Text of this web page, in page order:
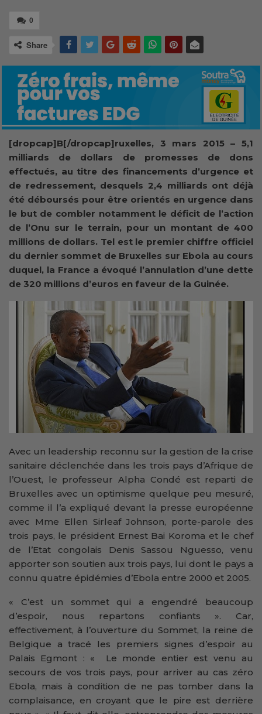
0
Share
[dropcap]B[/dropcap]ruxelles, 3 mars 2015 – 5,1
milliards de dollars de promesses de dons
effectués, au titre des financements d’urgence et
de redressement, desquels 2,4 milliards ont déjà
été déboursés pour être orientés en urgence dans
le but de combler notamment le déficit de l’action
de l’Onu sur le terrain, pour un montant de 400
millions de dollars. Tel est le premier chiffre officiel
du dernier sommet de Bruxelles sur Ebola au cours
duquel, la France a évoqué l’annulation d’une dette
de 320 millions d’euros en faveur de la Guinée.
Avec un leadership reconnu sur la gestion de la crise
sanitaire déclenchée dans les trois pays d’Afrique de
l’Ouest, le professeur Alpha Condé est reparti de
Bruxelles avec un optimisme quelque peu mesuré,
comme il l’a expliqué devant la presse européenne
avec Mme Ellen Sirleaf Johnson, porte-parole des
trois pays, le président Ernest Bai Koroma et le chef
de l’Etat congolais Denis Sassou Nguesso, venu
apporter son soutien aux trois pays, lui dont le pays a
connu quatre épidémies d’Ebola entre 2000 et 2005.
« C’est un sommet qui a engendré beaucoup
d’espoir, nous repartons confiants ». Car,
effectivement, à l’ouverture du Sommet, la reine de
Belgique a tracé les premiers signes d’espoir au
Palais Egmont : « Le monde entier est venu au
secours de vos trois pays, pour arriver au cas zéro
Ebola, mais à condition de ne pas tomber dans la
complaisance, en croyant que le pire est derrière